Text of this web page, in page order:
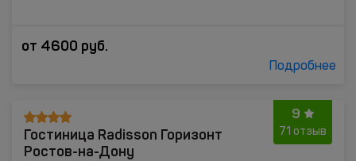
от 4600 руб.
Подробнее
9
71 отзыв
Гостиница Radisson Горизонт
Ростов-на-Дону